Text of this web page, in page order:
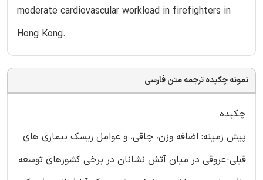
moderate cardiovascular workload in firefighters in
Hong Kong.
نمونه چکیده ترجمه متن فارسی
چکیده
پیش زمینه: اضافه وزن، چاقی، و عوامل ریسک بیماری های
قبلی-عروقی در میان آتش نشانان در برخی کشورهای توسعه